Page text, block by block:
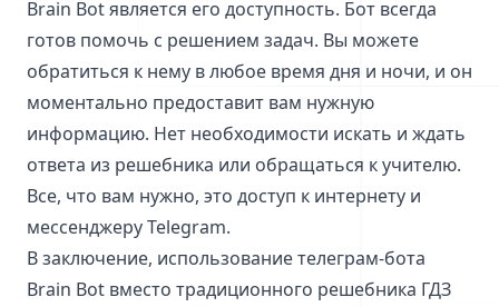
Brain Bot является его доступность. Бот всегда
готов помочь с решением задач. Вы можете
обратиться к нему в любое время дня и ночи, и он
моментально предоставит вам нужную
информацию. Нет необходимости искать и ждать
ответа из решебника или обращаться к учителю.
Все, что вам нужно, это доступ к интернету и
мессенджеру Telegram.
В заключение, использование телеграм-бота
Brain Bot вместо традиционного решебника ГДЗ